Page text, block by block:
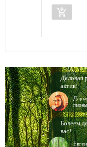
add_shopping_cart
Деловая
актив!
Болеем
вас!